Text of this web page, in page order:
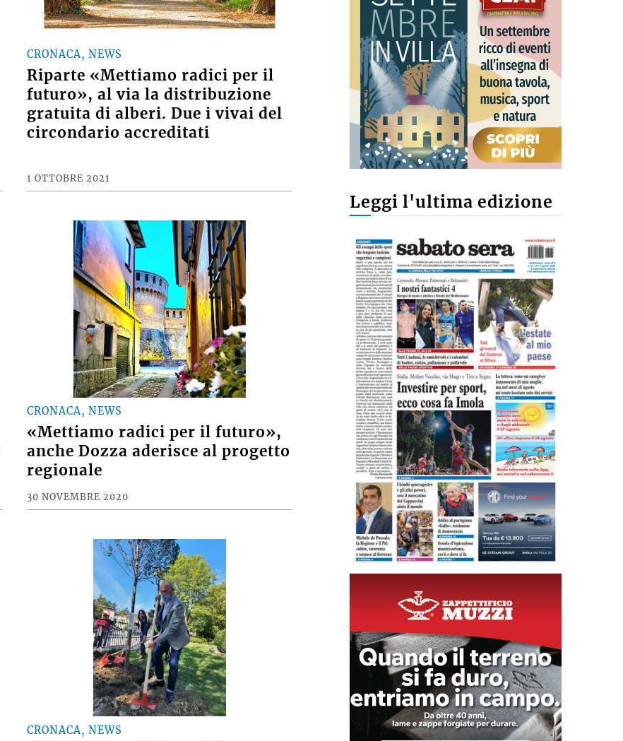
CRONACA, NEWS
Riparte «Mettiamo radici per il
futuro», al via la distribuzione
gratuita di alberi. Due i vivai del
circondario accreditati
1 OTTOBRE 2021
CRONACA, NEWS
«Mettiamo radici per il futuro»,
anche Dozza aderisce al progetto
regionale
30 NOVEMBRE 2020
CRONACA, NEWS
Leggi l'ultima edizione